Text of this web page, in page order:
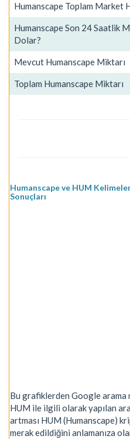
Humanscape Toplam Market
Humanscape Son 24 Saatlik
Dolar?
Mevcut Humanscape Miktarı
Toplam Humanscape Miktarı
Humanscape ve HUM
Sonuçları
Bu grafiklerden Google arama
HUM ile ilgili olarak yapılan
artması HUM (Humanscape)
merak edildiğini anlamanıza